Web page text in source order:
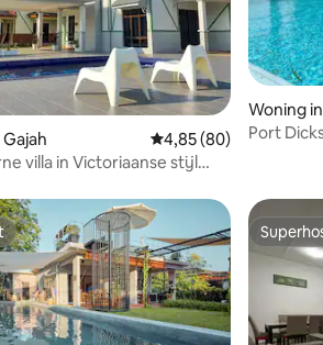
Gemiddelde
4,85 (80)
villa in Victoriaanse stijl
Woning
Port